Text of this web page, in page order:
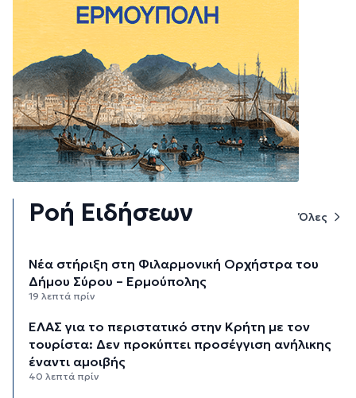
Ροή Ειδήσεων Όλες
Νέα στήριξη στη Φιλαρμονική Ορχήστρα του
Δήμου Σύρου – Ερμούπολης
19 λεπτά πρίν
ΕΛΑΣ για το περιστατικό στην Κρήτη με τον
τουρίστα: Δεν προκύπτει προσέγγιση ανήλικης
έναντι αμοιβής
40 λεπτά πρίν